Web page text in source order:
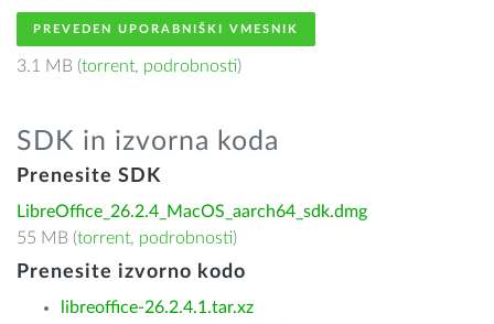
PREVEDEN UPORABNIŠKI VMESNIK
3.1 MB (torrent, podrobnosti)
SDK in izvorna koda
Prenesite SDK
LibreOffice_26.2.4_MacOS_aarch64_sdk.dmg
55 MB (torrent, podrobnosti)
Prenesite izvorno kodo
libreoffice-26.2.4.1.tar.xz